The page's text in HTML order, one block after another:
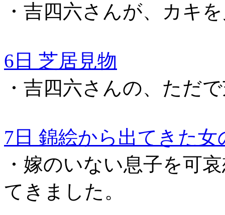
・吉四六さんが、カキ
6日 芝居見物
・吉四六さんの、ただ
7日 錦絵から出てきた女
・嫁のいない息子を可
てきました。